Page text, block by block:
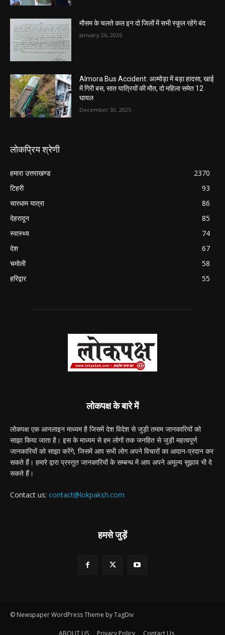
मौसम के चलते कल इन दो जिलों में सभी स्कूल रहेंगे बंद
January 26, 2026
Almora Bus Accident: अल्मोड़ा में बड़ा हादसा, खाई
में गिरी बस, सात यात्रियों की मौत, दो महिला समेत 12
घायल
December 30, 2025
लोकप्रिय श्रेणी
हमारा उत्तराखण्ड
2370
टिहरी
93
चारधाम यात्रा
86
देहरादून
85
स्वास्थ्य
74
देश
67
चमोली
58
हरिद्वार
55
लोकपक्ष के बारे में
लोकपक्ष एक आनलाइन माध्यम है जिसमें देश विदेश से जुड़ी तमाम जानकारियों को
साझा किया जाता है। इस के माध्यम से हम लोगों तक जनहित से जुड़ी महत्वपूर्ण
जानकारियों को साझा करेंगे, जिसमें आप सभी लोग अपने विचारों का आदान-प्रदान कर
सकते हैं। हमारे द्वारा प्रस्तुत जानकारियों के सम्बन्ध में आप अपने अमूल्य सुझाव भी दे
सकते हैं।
Contact us: contact@lokpaksh.com
हमसे जुड़ें
© Newspaper WordPress Theme by TagDiv